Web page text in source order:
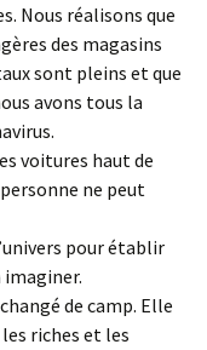
Nous réalisons que
des magasins
sont pleins et que
avons tous la
voitures haut de
ne peut
pour établir
de camp. Elle
riches et les